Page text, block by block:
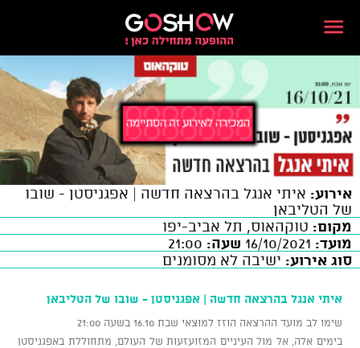
אירוע: איתי אנגל בהרצאה חדשה | אפגניסטן - שובו
של הטליבאן
מקום: טוקהאוס, תל אביב-יפו
מועד:
שעה:
סוג אירוע: ישיבה לא מסומנים
איתי אנגל בהרצאה חדשה | אפגניסטן - שובו של הטליבאן
שימו לב מועד ההרצאה הוזז למוצאי שבת 16.10 בשעה 21:00
בימים אלה, אל מול העיניים המזועזעות של העולם, מתחוללת באפגניסטן